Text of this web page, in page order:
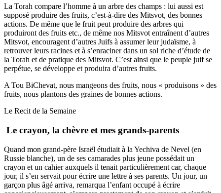
La Torah compare l’homme à un arbre des champs : lui aussi est
supposé produire des fruits, c’est-à-dire des Mitsvot, des bonnes
actions. De même que le fruit peut produire des arbres qui
produiront des fruits etc., de même nos Mitsvot entraînent d’autres
Mitsvot, encouragent d’autres Juifs à assumer leur judaïsme, à
retrouver leurs racines et à s’enraciner dans un sol riche d’étude de
la Torah et de pratique des Mitsvot. C’est ainsi que le peuple juif se
perpétue, se développe et produira d’autres fruits.
A Tou BiChevat, nous mangeons des fruits, nous « produisons » des
fruits, nous plantons des graines de bonnes actions.
Le Recit de la Semaine
Le crayon, la chèvre et mes grands-parents
Quand mon grand-père Israël étudiait à la Yechiva de Nevel (en
Russie blanche), un de ses camarades plus jeune possédait un
crayon et un cahier auxquels il tenait particulièrement car, chaque
jour, il s’en servait pour écrire une lettre à ses parents. Un jour, un
garçon plus âgé arriva, remarqua l’enfant occupé à écrire